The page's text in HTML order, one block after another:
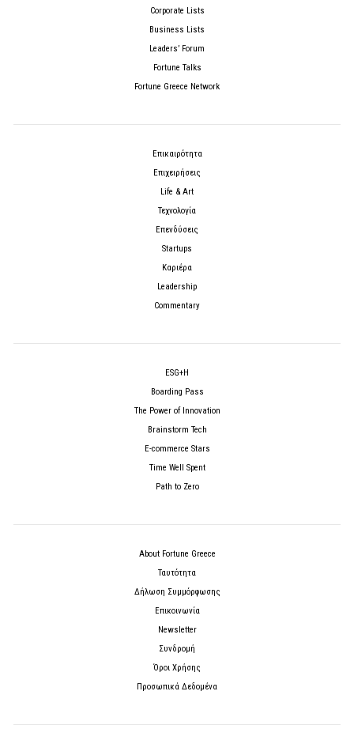
Corporate Lists
Business Lists
Leaders’ Forum
Fortune Talks
Fortune Greece Network
Επικαιρότητα
Επιχειρήσεις
Life & Art
Τεχνολογία
Επενδύσεις
Startups
Καριέρα
Leadership
Commentary
ESG+H
Boarding Pass
The Power of Innovation
Brainstorm Tech
E-commerce Stars
Time Well Spent
Path to Zero
About Fortune Greece
Ταυτότητα
Δήλωση Συμμόρφωσης
Επικοινωνία
Newsletter
Συνδρομή
Όροι Χρήσης
Προσωπικά Δεδομένα